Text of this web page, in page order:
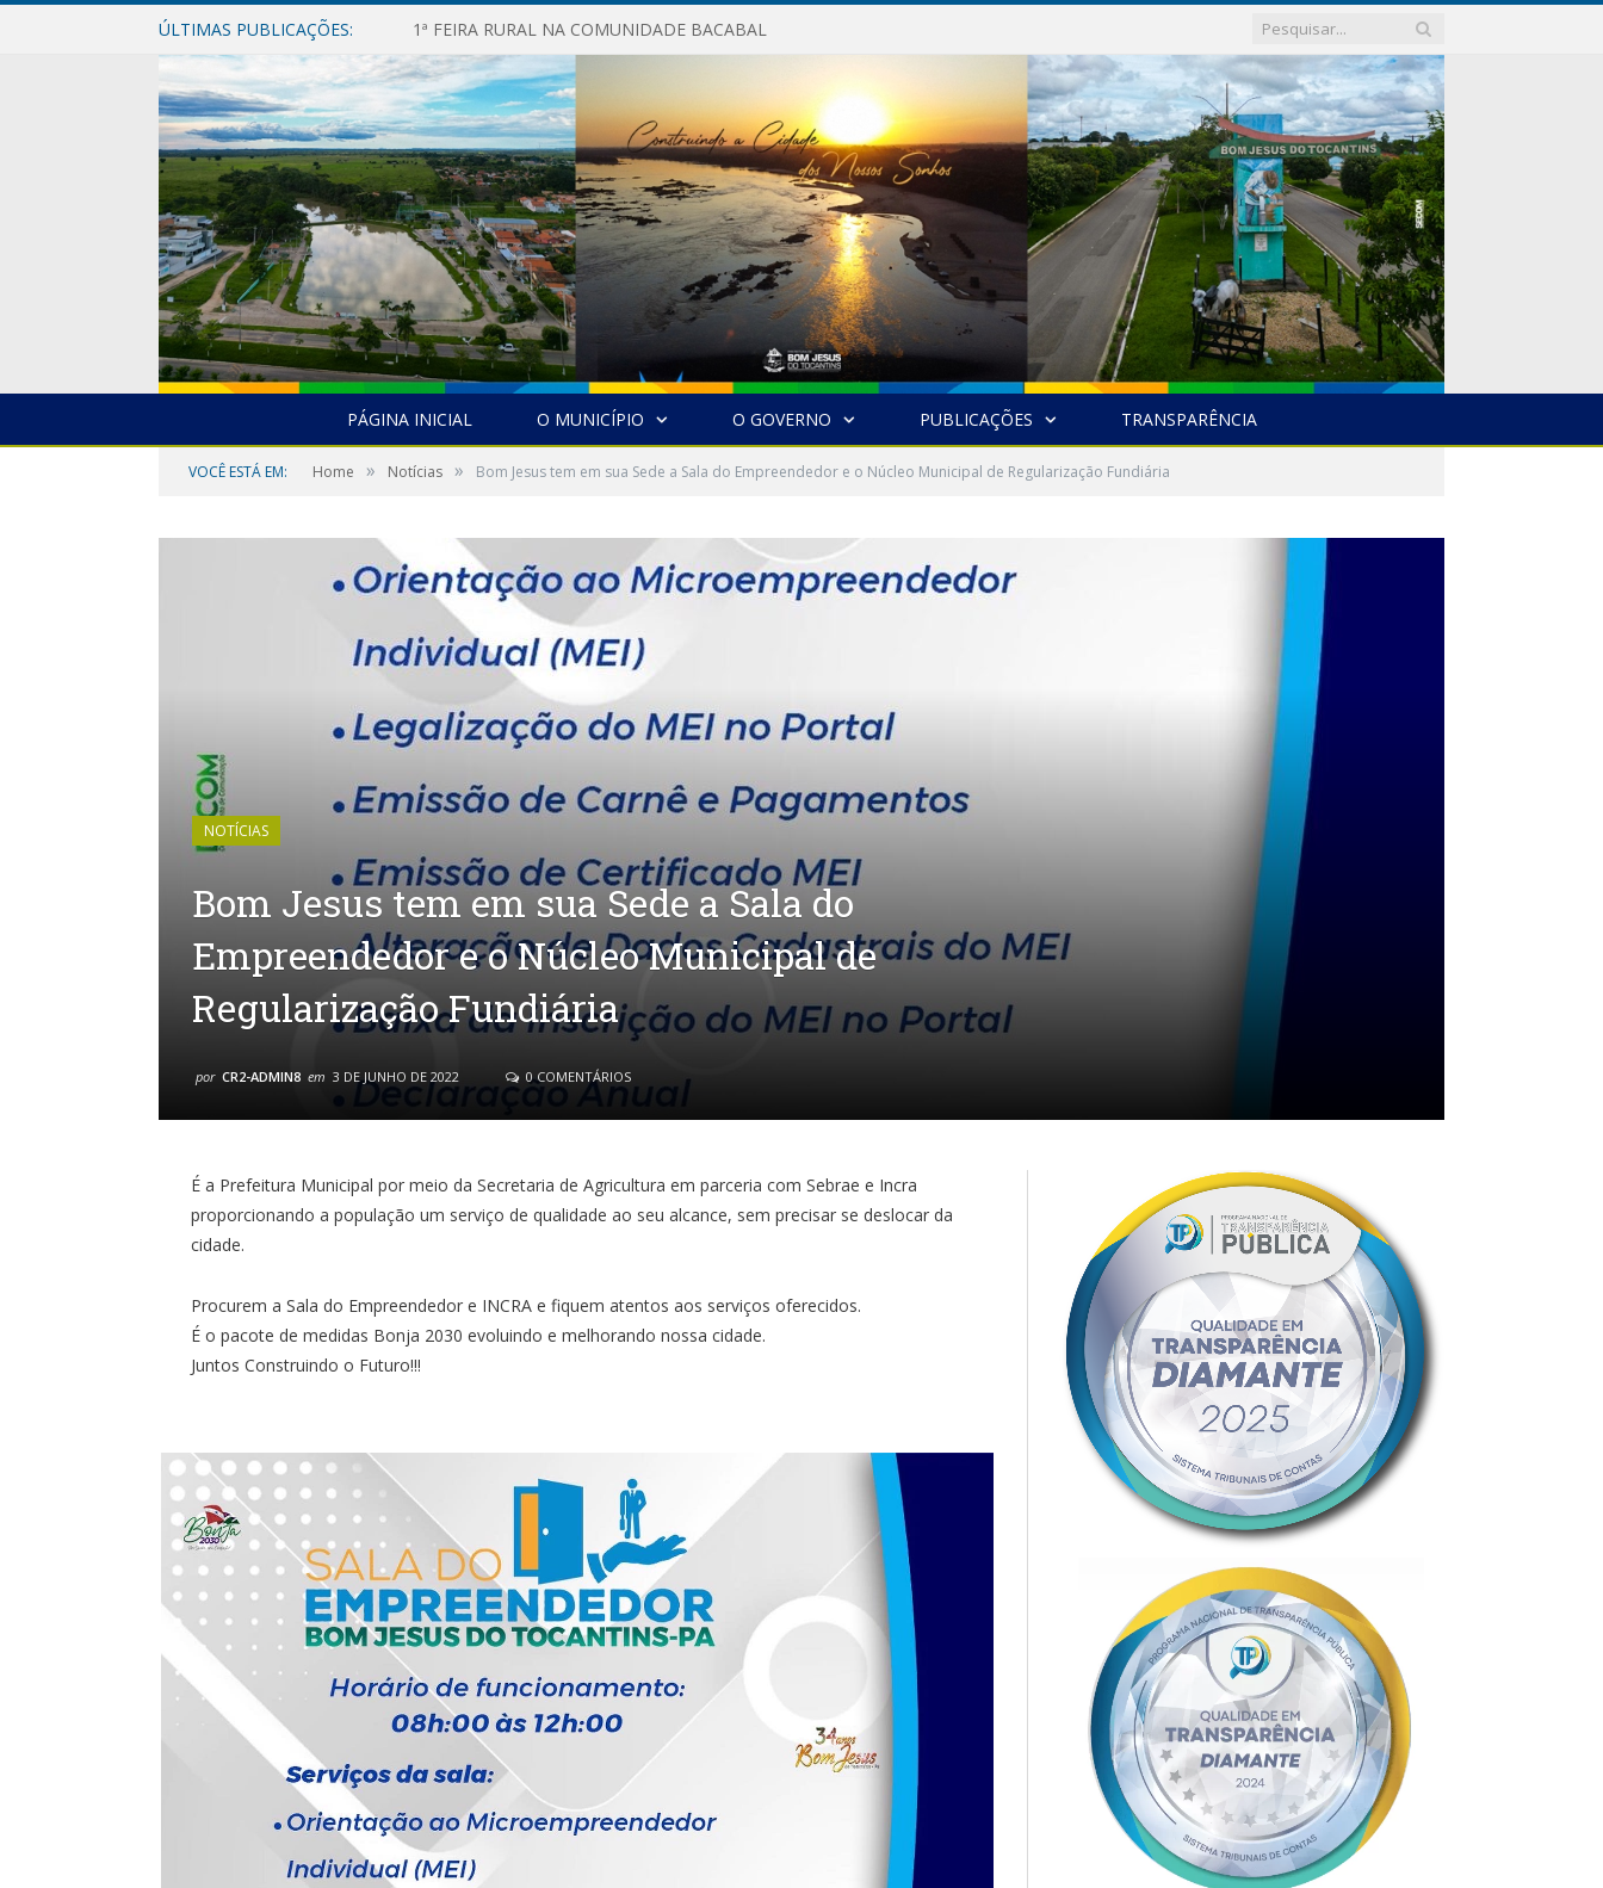
ÚLTIMAS PUBLICAÇÕES: 1ª FEIRA RURAL NA COMUNIDADE BACABAL
PÁGINA INICIAL O MUNICÍPIO O GOVERNO PUBLICAÇÕES TRANSPARÊNCIA
VOCÊ ESTÁ EM: Home » Notícias » Bom Jesus tem em sua Sede a Sala do Empreendedor e o Núcleo Municipal de Regularização Fundiária
NOTÍCIAS
Bom Jesus tem em sua Sede a Sala do
Empreendedor e o Núcleo Municipal de
Regularização Fundiária
por CR2-ADMIN8 em 3 DE JUNHO DE 2022 0 COMENTÁRIOS
É a Prefeitura Municipal por meio da Secretaria de Agricultura em parceria com Sebrae e Incra
proporcionando a população um serviço de qualidade ao seu alcance, sem precisar se deslocar da
cidade.
Procurem a Sala do Empreendedor e INCRA e fiquem atentos aos serviços oferecidos.
É o pacote de medidas Bonja 2030 evoluindo e melhorando nossa cidade.
Juntos Construindo o Futuro!!!